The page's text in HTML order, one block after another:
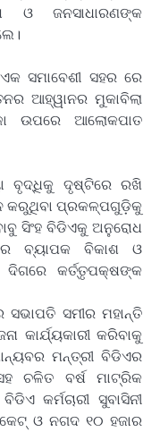
ଓ ଜନସାଧାରଣଙ୍କ
ସମାବେଶୀ ସହର ରେ
ଆହ୍ୱାନର ମୁକାବିଲା
ଉପରେ ଆଲୋକପାତ
ବୃଦ୍ଧିକୁ ଦୃଷ୍ଟିରେ ରଖି
କରୁଥିବା ପ୍ରକଳ୍ପଗୁଡ଼ିକୁ
ସିଂହ ବିଡିଏକୁ ଅନୁରୋଧ
ବ୍ୟାପକ ବିକାଶ ଓ
ଦିଗରେ କର୍ତ୍ତୃପକ୍ଷଙ୍କ
ସମୀର ମହାନ୍ତି
କାର୍ଯ୍ୟକାରୀ କରିବାକୁ
ମନ୍ତ୍ରୀ ବିଡିଏର
ଚଳିତ ବର୍ଷ ମାଟ୍ରିକ
କର୍ମଚାରୀ ସୁବାସିନୀ
ଓ ନଗଦ ୧୦ ହଜାର